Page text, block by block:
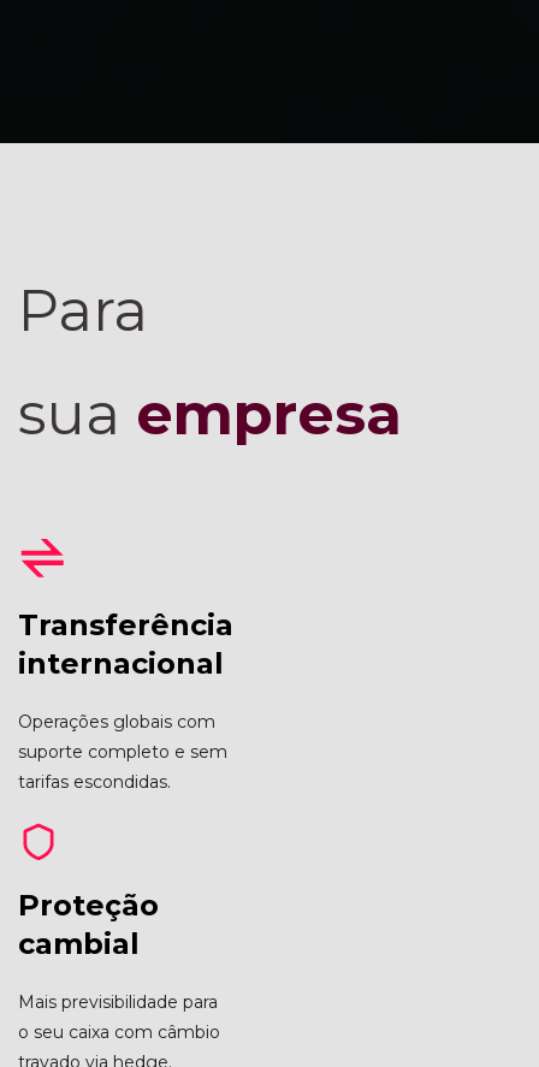
Para
sua empresa
Transferência
internacional
Operações globais com
suporte completo e sem
tarifas escondidas.
Proteção
cambial
Mais previsibilidade para
o seu caixa com câmbio
travado via hedge.